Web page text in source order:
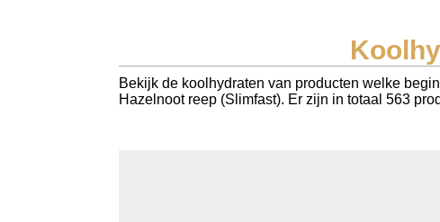
Koolhydraten tellenBekijk de koolhydraten van producten welke
Hazelnoot reep (Slimfast). Er zijn in totaal 563